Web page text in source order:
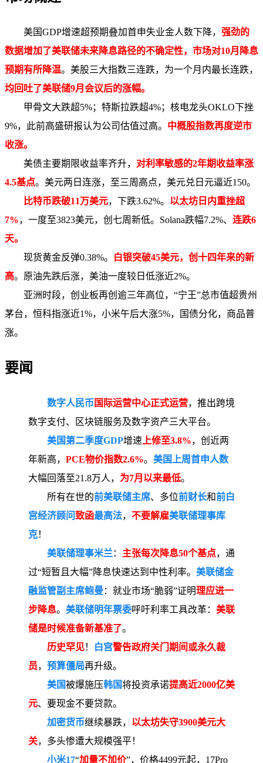
美国GDP增速超预期叠加首申失业金人数下降， 强劲的
数据增加了美联储未来降息路径的不确定性，市场对10月降息
预期有所降温。美股三大指数三连跌，为一个月内最长连跌，
均回吐了美联储9月会议后的涨幅。
甲骨文大跌超5%；特斯拉跌超4%；核电龙头OKLO下挫
9%，此前高盛研报认为公司估值过高。 中概股指数再度逆市
收涨。
美债主要期限收益率齐升， 对利率敏感的2年期收益率涨
4.5基点。美元两日连涨，至三周高点，美元兑日元逼近150。
比特币跌破11万美元，下跌3.62%。 以太坊日内重挫超
7%，一度至3823美元，创七周新低。Solana跌幅7.2%、 连跌6
天。
现货黄金反弹0.38%。
白银突破45美元，创十四年来的新
高。原油先跌后涨，美油一度较日低涨近2%。
亚洲时段，创业板再创逾三年高位，“宁王”总市值超贵州
茅台，恒科指涨近1%，小米午后大涨5%，国债分化，商品普
涨。
要闻
数字人民币 国际运营中心正式运营，推出跨境
数字支付、区块链服务及数字资产三大平台。
美国第二季度GDP增速 上修至3.8%，创近两
年新高， PCE物价指数2.6%。 美国上周首申人数
大幅回落至21.8万人， 为7月以来最低。
所有在世的前美联储主席、多位前财长和前白
宫经济顾问致函最高法， 不要解雇美联储理事库
克！
美联储理事米兰： 主张每次降息50个基点，通
过“短暂且大幅”降息快速达到中性利率。 美联储金
融监管副主席鲍曼 ：就业市场“脆弱”证明理应进一
步降息。 美联储明年票委呼吁利率工具改革： 美联
储是时候准备新基准了。
历史罕见！ 白宫警告政府关门期间或永久裁
员， 预算僵局再升级。
美国被爆施压韩国将投资承诺提高近2000亿美
元、要现金不要贷款。
加密货币继续暴跌， 以太坊失守3900美元大
关，多头惨遭大规模强平！
小米17“加量不加价”，价格4499元起，17Pro